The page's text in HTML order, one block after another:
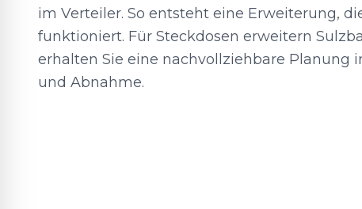
im Verteiler. So entsteht eine Erweiterung,
funktioniert. Für Steckdosen erweitern
erhalten Sie eine nachvollziehbare Planung
und Abnahme.